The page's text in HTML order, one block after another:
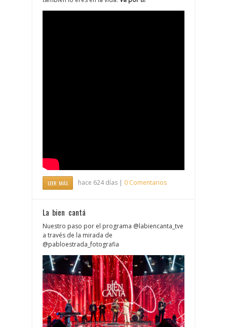
LEER MÁS hace 624 días | 0 Comentarios
La bien cantá
Nuestro paso por el programa @labiencanta_tve
a través de la mirada de
@pabloestrada_fotografia